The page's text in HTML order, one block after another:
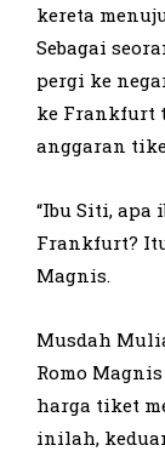
kereta
Sebagai
pergi ke
ke Frankfurt
anggaran
“Ibu Siti,
Frankfurt?
Magnis.
Musdah
Romo
harga tiket
inilah,